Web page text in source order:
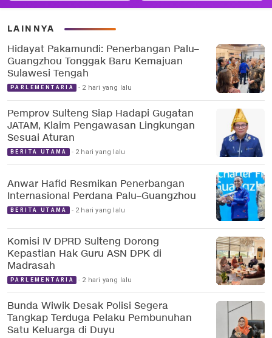
LAINNYA
Hidayat Pakamundi: Penerbangan Palu–
Guangzhou Tonggak Baru Kemajuan
Sulawesi Tengah
PARLEMENTARIA 2 hari yang lalu
Pemprov Sulteng Siap Hadapi Gugatan
JATAM, Klaim Pengawasan Lingkungan
Sesuai Aturan
BERITA UTAMA 2 hari yang lalu
Anwar Hafid Resmikan Penerbangan
Internasional Perdana Palu–Guangzhou
BERITA UTAMA 2 hari yang lalu
Komisi IV DPRD Sulteng Dorong
Kepastian Hak Guru ASN DPK di
Madrasah
PARLEMENTARIA 2 hari yang lalu
Bunda Wiwik Desak Polisi Segera
Tangkap Terduga Pelaku Pembunuhan
Satu Keluarga di Duyu